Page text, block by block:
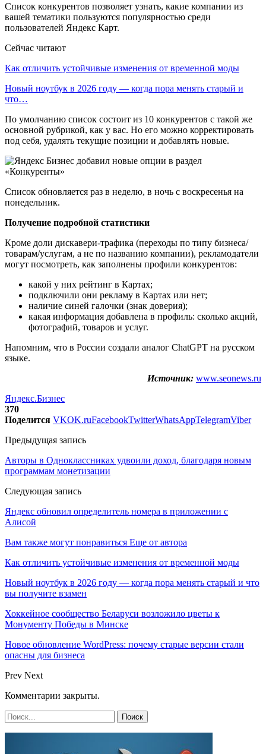
Список конкурентов позволяет узнать, какие компании из
вашей тематики пользуются популярностью среди
пользователей Яндекс Карт.
Сейчас читают
Как отличить устойчивые изменения от временной моды
Новый ноутбук в 2026 году — когда пора менять старый и
что…
По умолчанию список состоит из 10 конкурентов с такой же
основной рубрикой, как у вас. Но его можно корректировать
под себя, удалять текущие позиции и добавлять новые.
Список обновляется раз в неделю, в ночь с воскресенья на
понедельник.
Получение подробной статистики
Кроме доли дискавери-трафика (переходы по типу бизнеса/
товарам/услугам, а не по названию компании), рекламодатели
могут посмотреть, как заполнены профили конкурентов:
какой у них рейтинг в Картах;
подключили они рекламу в Картах или нет;
наличие синей галочки (знак доверия);
какая информация добавлена в профиль: сколько акций,
фотографий, товаров и услуг.
Напомним, что в России создали аналог ChatGPT на русском
языке.
Источник: www.seonews.ru
Яндекс.Бизнес
370
Поделится VKOK.ruFacebookTwitterWhatsAppTelegramViber
Предыдущая запись
Авторы в Одноклассниках удвоили доход, благодаря новым
программам монетизации
Следующая запись
Яндекс обновил определитель номера в приложении с
Алисой
Вам также могут понравиться Еще от автора
Как отличить устойчивые изменения от временной моды
Новый ноутбук в 2026 году — когда пора менять старый и что
вы получите взамен
Хоккейное сообщество Беларуси возложило цветы к
Монументу Победы в Минске
Новое обновление WordPress: почему старые версии стали
опасны для бизнеса
Prev Next
Комментарии закрыты.